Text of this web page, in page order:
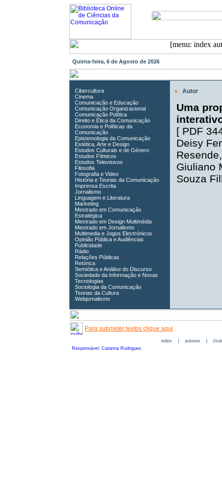
Quinta-feira, 6 de Agosto de 2026
Cibercultura
Cinema
Comunicação e Educação
Comunicação Organizacional
Comunicação Política
Direito e Ética da Comunicação
Economia e Políticas da
Comunicação
Epistemologia da Comunicação
Estética, Arte e Design
Estudos Culturais e de Género
Estudos Fílmicos
Estudos Televisivos
Filosofia
Fotografia e Video
História e Teorias da Comunicação
Imprensa Escrita
Jornalismo
Linguagem e Literatura
Marketing
Mestrado em Comunicação
Estratégica
Mestrado em Design Multimédia
Mestrado em Jornalismo
Multimedia e Jogos Electrónicos
Opinião Pública e Audiências
Publicidade
Rádio
Relações Públicas
Retórica
Semiótica e Análise do Discurso
Sociedade da Informação e Novas
Tecnologias
Sociologia da Comunicação
Teorias da Cultura
Webjornalismo
» Autor
Uma
[ PDF
Deisy
Resende
Giuliano
Souza
Para submeter textos clique aqui
index| autores|